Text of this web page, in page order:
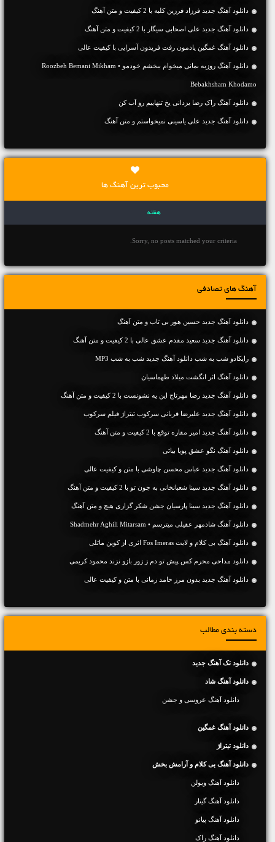
دانلود آهنگ جديد فرزاد فرزین کلبه با 2 کیفیت و متن آهنگ
دانلود آهنگ جديد علی اصحابی سیگار با 2 کیفیت و متن آهنگ
دانلود آهنگ غمگین یادمون رفت فریدون آسرایی با کیفیت عالی
دانلود آهنگ روزبه بمانی میخوام ببخشم خودمو • Roozbeh Bemani Mikham
Bebakhsham Khodamo
دانلود آهنگ راک رضا یزدانی یخ تنهاییم رو آب کن
دانلود آهنگ جديد علی یاسینی نمیخواستم و متن آهنگ
محبوب ترین آهنگ ها
هفته
Sorry, no posts matched your criteria.
آهنگ های تصادفی
دانلود آهنگ جديد حسین هور بی تاب و متن آهنگ
دانلود آهنگ جديد سعید مقدم عشق عالی با 2 کیفیت و متن آهنگ
رایکادو شب به شب دانلود آهنگ جدید شب به شب MP3
دانلود آهنگ اثر انگشت میلاد طهماسیان
دانلود آهنگ جديد رضا مهرتاج این یه نشونست با 2 کیفیت و متن آهنگ
دانلود آهنگ جدید علیرضا قربانی سرکوب تیتراژ فیلم سرکوب
دانلود آهنگ جديد امیر مقاره توقع با 2 کیفیت و متن آهنگ
دانلود آهنگ نگو عشق پویا بیاتی
دانلود آهنگ جديد عباس محسن چاوشی با متن و کیفیت عالی
دانلود آهنگ جديد سینا شعبانخانی به جون تو با 2 کیفیت و متن آهنگ
دانلود آهنگ جديد سینا پارسیان جشن شکر گزاری هیچ و متن آهنگ
دانلود آهنگ شادمهر عقیلی میترسم • Shadmehr Aghili Mitarsam
دانلود آهنگ بی کلام و لایت Fos Imeras اثری از کوین ماتلی
دانلود مداحی محرم کس پیش تو دم ز زور بازو نزند محمود کریمی
دانلود آهنگ جديد بدون مرز حامد زمانی با متن و کیفیت عالی
دسته بندی مطالب
دانلود تک آهنگ جدید
دانلود آهنگ شاد
دانلود آهنگ عروسی و جشن
دانلود آهنگ غمگین
دانلود تیتراژ
دانلود آهنگ بی کلام و آرامش بخش
دانلود آهنگ ویولن
دانلود آهنگ گیتار
دانلود آهنگ پیانو
دانلود آهنگ راک